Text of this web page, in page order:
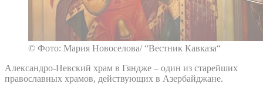
© Фото: Мария Новоселова/ “Вестник Кавказа“
Александро-Невский храм в Гяндже – один из старейших
православных храмов, действующих в Азербайджане.